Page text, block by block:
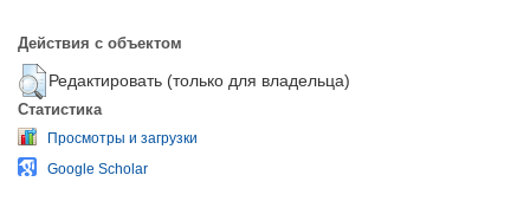
Действия с объектом
Редактировать (только для владельца)
Статистика
Просмотры и загрузки
Google Scholar